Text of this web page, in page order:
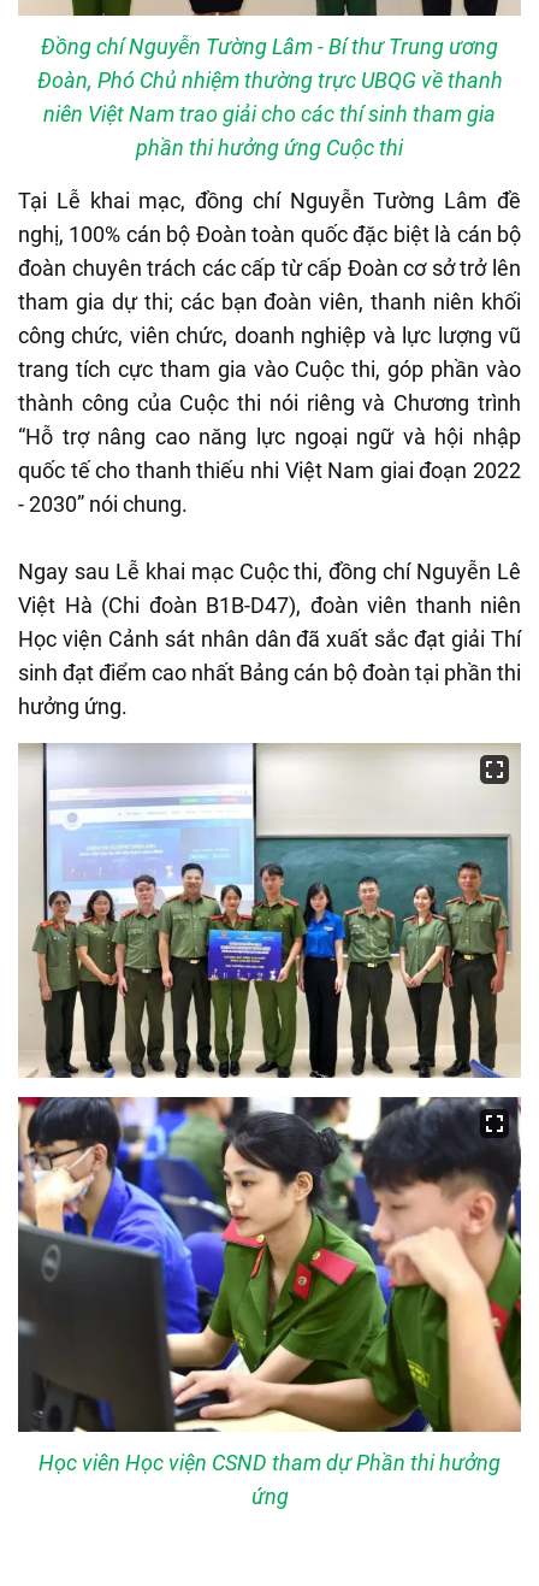
Đồng chí Nguyễn Tường Lâm - Bí thư Trung ương
Đoàn, Phó Chủ nhiệm thường trực UBQG về thanh
niên Việt Nam trao giải cho các thí sinh tham gia
phần thi hưởng ứng Cuộc thi
Tại Lễ khai mạc, đồng chí Nguyễn Tường Lâm đề
nghị, 100% cán bộ Đoàn toàn quốc đặc biệt là cán bộ
đoàn chuyên trách các cấp từ cấp Đoàn cơ sở trở lên
tham gia dự thi; các bạn đoàn viên, thanh niên khối
công chức, viên chức, doanh nghiệp và lực lượng vũ
trang tích cực tham gia vào Cuộc thi, góp phần vào
thành công của Cuộc thi nói riêng và Chương trình
“Hỗ trợ nâng cao năng lực ngoại ngữ và hội nhập
quốc tế cho thanh thiếu nhi Việt Nam giai đoạn 2022
- 2030” nói chung.
Ngay sau Lễ khai mạc Cuộc thi, đồng chí Nguyễn Lê
Việt Hà (Chi đoàn B1B-D47), đoàn viên thanh niên
Học viện Cảnh sát nhân dân đã xuất sắc đạt giải Thí
sinh đạt điểm cao nhất Bảng cán bộ đoàn tại phần thi
hưởng ứng.
Học viên Học viện CSND tham dự Phần thi hưởng
ứng